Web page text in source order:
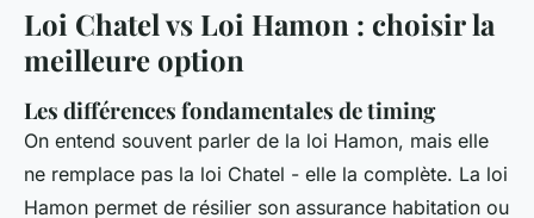
Loi Chatel vs Loi Hamon : choisir la
meilleure option
Les différences fondamentales de timing
On entend souvent parler de la loi Hamon, mais elle
ne remplace pas la loi Chatel - elle la complète. La loi
Hamon permet de résilier son assurance habitation ou